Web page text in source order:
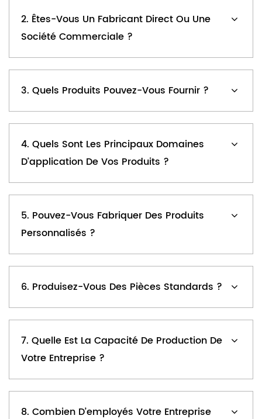
2. Êtes-Vous Un Fabricant Direct Ou Une
Société Commerciale ?
3. Quels Produits Pouvez-Vous Fournir ?
4. Quels Sont Les Principaux Domaines
D’application De Vos Produits ?
5. Pouvez-Vous Fabriquer Des Produits
Personnalisés ?
6. Produisez-Vous Des Pièces Standards ?
7. Quelle Est La Capacité De Production De
Votre Entreprise ?
8. Combien D’employés Votre Entreprise